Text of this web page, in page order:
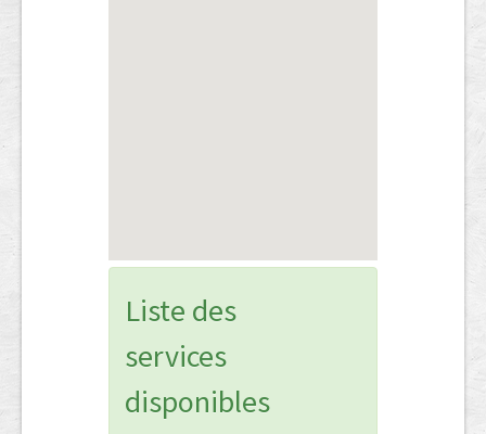
Liste des
services
disponibles